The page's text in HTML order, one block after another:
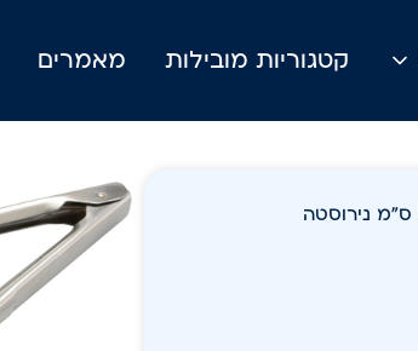
קטגוריות מובילות מאמרים